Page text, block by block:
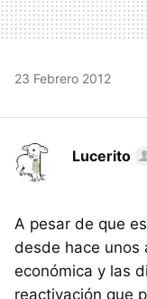
23 Febrero 2012
Lucerito
A pesar de que
desde hace unos
económica y las
reactivación que